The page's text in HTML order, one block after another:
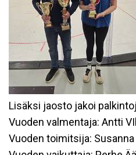
Lisäksi jaosto jakoi
Vuoden valmentaja: Antti
Vuoden toimitsija: